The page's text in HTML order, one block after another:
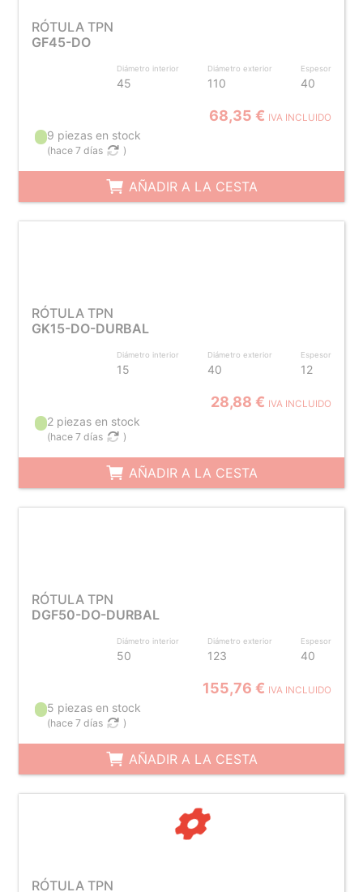
RÓTULA TPN
GF45-DO
Diámetro interior
45
Diámetro exterior
110
Espesor
40
68,35 € IVA INCLUIDO
9 piezas en stock
(hace 7 días )
AÑADIR A LA CESTA
RÓTULA TPN
GK15-DO-DURBAL
Diámetro interior
15
Diámetro exterior
40
Espesor
12
28,88 € IVA INCLUIDO
2 piezas en stock
(hace 7 días )
AÑADIR A LA CESTA
RÓTULA TPN
DGF50-DO-DURBAL
Diámetro interior
50
Diámetro exterior
123
Espesor
40
155,76 € IVA INCLUIDO
5 piezas en stock
(hace 7 días )
AÑADIR A LA CESTA
RÓTULA TPN